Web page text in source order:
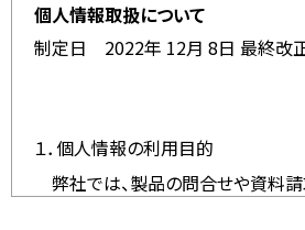
個人情報取扱について
制定日 2022年 12月 8日 最終改
１．個人情報の利用目的
弊社では、製品の問合せや資料請